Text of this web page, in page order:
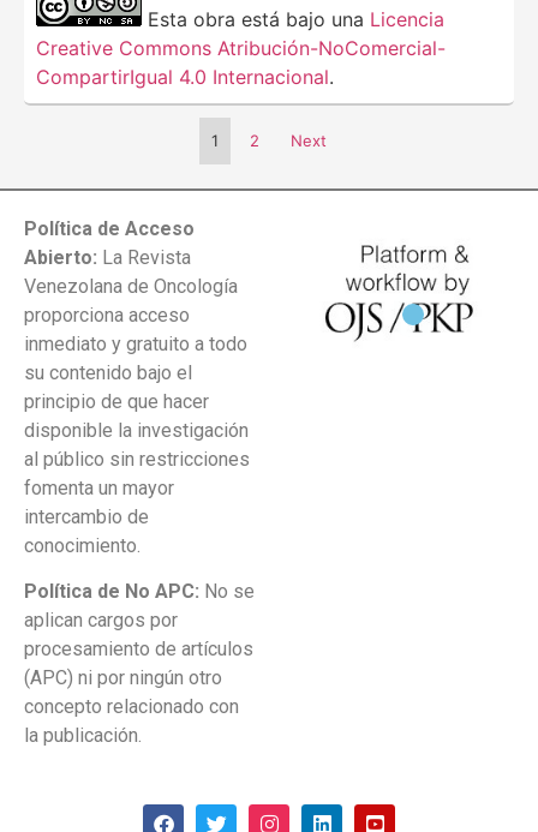
Esta obra está bajo una Licencia
Creative Commons Atribución-NoComercial-
CompartirIgual 4.0 Internacional.
1 2 Next
Política de Acceso
Abierto: La Revista
Venezolana de Oncología
proporciona acceso
inmediato y gratuito a todo
su contenido bajo el
principio de que hacer
disponible la investigación
al público sin restricciones
fomenta un mayor
intercambio de
conocimiento.
Política de No APC: No se
aplican cargos por
procesamiento de artículos
(APC) ni por ningún otro
concepto relacionado con
la publicación.